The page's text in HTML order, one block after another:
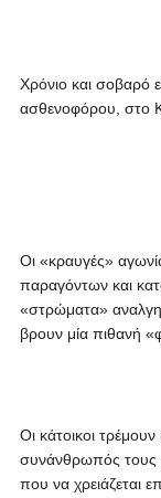
Χρόνιο και σοβαρό
ασθενοφόρου, στο
Οι «κραυγές»
παραγόντων και
«στρώματα»
βρουν μία πιθανή
Οι κάτοικοι
συνάνθρωπός τους
που να χρειάζεται